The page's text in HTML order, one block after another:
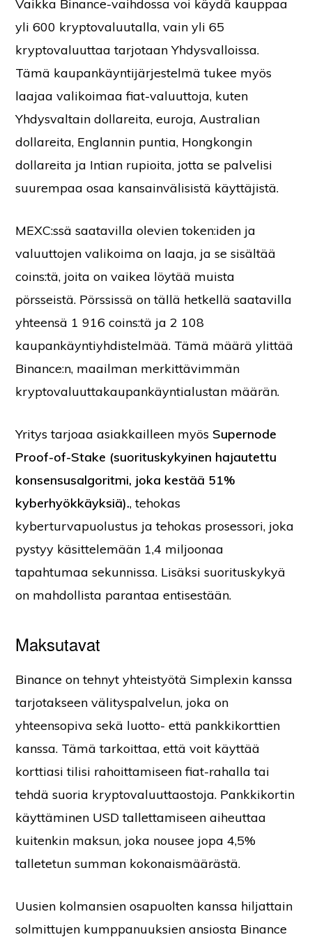
Vaikka Binance-vaihdossa voi käydä kauppaa
yli 600 kryptovaluutalla, vain yli 65
kryptovaluuttaa tarjotaan Yhdysvalloissa.
Tämä kaupankäyntijärjestelmä tukee myös
laajaa valikoimaa fiat-valuuttoja, kuten
Yhdysvaltain dollareita, euroja, Australian
dollareita, Englannin puntia, Hongkongin
dollareita ja Intian rupioita, jotta se palvelisi
suurempaa osaa kansainvälisistä käyttäjistä.
MEXC:ssä saatavilla olevien token:iden ja
valuuttojen valikoima on laaja, ja se sisältää
coins:tä, joita on vaikea löytää muista
pörsseistä. Pörssissä on tällä hetkellä saatavilla
yhteensä 1 916 coins:tä ja 2 108
kaupankäyntiyhdistelmää. Tämä määrä ylittää
Binance:n, maailman merkittävimmän
kryptovaluuttakaupankäyntialustan määrän.
Yritys tarjoaa asiakkailleen myös Supernode
Proof-of-Stake (suorituskykyinen hajautettu
konsensusalgoritmi, joka kestää 51%
kyberhyökkäyksiä)., tehokas
kyberturvapuolustus ja tehokas prosessori, joka
pystyy käsittelemään 1,4 miljoonaa
tapahtumaa sekunnissa. Lisäksi suorituskykyä
on mahdollista parantaa entisestään.
Maksutavat
Binance on tehnyt yhteistyötä Simplexin kanssa
tarjotakseen välityspalvelun, joka on
yhteensopiva sekä luotto- että pankkikorttien
kanssa. Tämä tarkoittaa, että voit käyttää
korttiasi tilisi rahoittamiseen fiat-rahalla tai
tehdä suoria kryptovaluuttaostoja. Pankkikortin
käyttäminen USD tallettamiseen aiheuttaa
kuitenkin maksun, joka nousee jopa 4,5%
talletetun summan kokonaismäärästä.
Uusien kolmansien osapuolten kanssa hiljattain
solmittujen kumppanuuksien ansiosta Binance